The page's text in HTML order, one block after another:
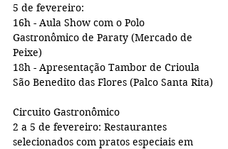
5 de fevereiro:
16h - Aula Show com o Polo
Gastronômico de Paraty (Mercado de
Peixe)
18h - Apresentação Tambor de Crioula
São Benedito das Flores (Palco Santa Rita)
Circuito Gastronômico
2 a 5 de fevereiro: Restaurantes
selecionados com pratos especiais em